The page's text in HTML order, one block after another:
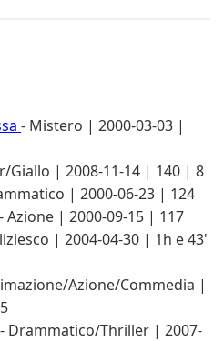
- Mistero | 2000-03-03 |
Giallo | 2008-11-14 | 140 | 8
| 2000-06-23 | 124
- Azione | 2000-09-15 | 117
| 2004-04-30 | 1h e 43'
Azione/Commedia |
- Drammatico/Thriller | 2007-